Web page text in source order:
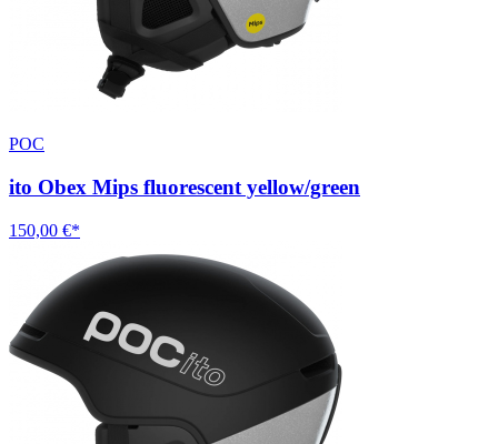
POC
ito Obex Mips fluorescent yellow/green
150,00 €*